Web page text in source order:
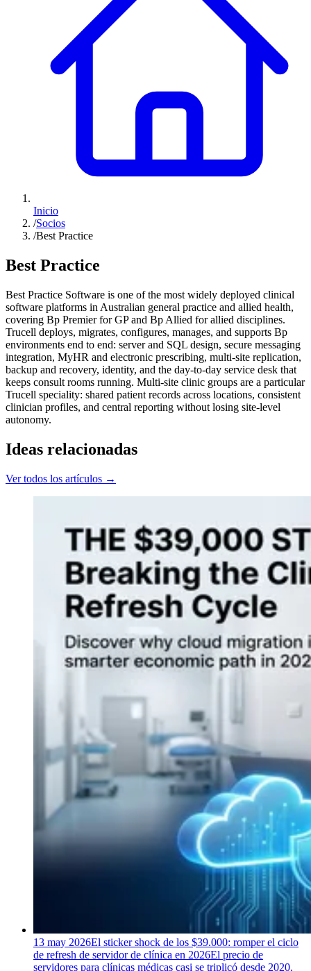
Inicio
/Socios
/Best Practice
Best Practice
Best Practice Software is one of the most widely deployed clinical
software platforms in Australian general practice and allied health,
covering Bp Premier for GP and Bp Allied for allied disciplines.
Trucell deploys, migrates, configures, manages, and supports Bp
environments end to end: server and SQL design, secure messaging
integration, MyHR and electronic prescribing, multi-site replication,
backup and recovery, identity, and the day-to-day service desk that
keeps consult rooms running. Multi-site clinic groups are a particular
Trucell speciality: shared patient records across locations, consistent
clinician profiles, and central reporting without losing site-level
autonomy.
Ideas relacionadas
Ver todos los artículos →
13 may 2026El sticker shock de los $39.000: romper el ciclo
de refresh de servidor de clínica en 2026El precio de
servidores para clínicas médicas casi se triplicó desde 2020.